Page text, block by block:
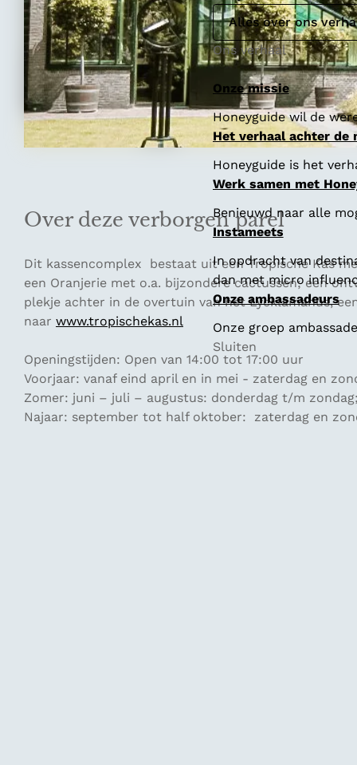
Alles over ons
Ons verhaal
Onze missie
Honeyguide wil de
Het verhaal achter de
Honeyguide is het
Werk samen met
Benieuwd naar alle
Instameets
In opdracht van
dan met micro
Onze ambassadeurs
Onze groep
Sluiten
Over deze verborgen parel
Dit kassencomplex bestaat uit een Tropische Kas
een Oranjerie met o.a. bijzondere cactussen; een
plekje achter in de overtuin van het Lycklamahûs,
naar www.tropischekas.nl
Openingstijden: Open van 14:00 tot 17:00 uur
Voorjaar: vanaf eind april en in mei - zaterdag en
Zomer: juni – juli – augustus: donderdag t/m zondag;
Najaar: september tot half oktober: zaterdag en